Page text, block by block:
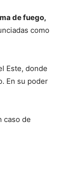
de fuego,
como
Este, donde
En su poder
caso de